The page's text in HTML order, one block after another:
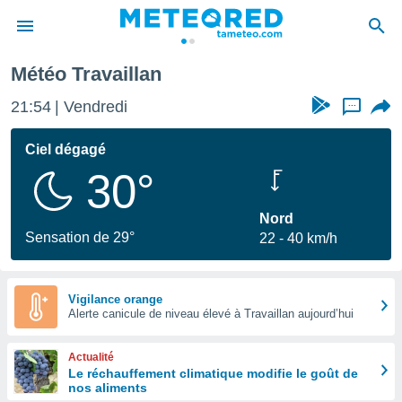
de
Météo Travaillan
21:54 Vendredi ...
Ciel dégagé
30°
Sensation de 29°
Nord
22
40 km/h
Vigilance orange
Alerte canicule de niveau élevé à Travaillan aujourd’hui
Actualité
Le réchauffement climatique modifie le goût de
nos aliments